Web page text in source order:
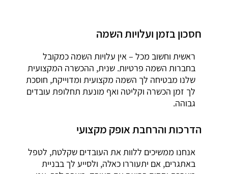
ראשית וחשוב מכל – אין עלויות השמה כמקובל
בחברות השמה פרטיות. שנית, ההכשרה המקצועית
שלנו מבטיחה לך השמה מקצועית ומדוייקת, חוסכת
לך זמן הכשרה וקליטה ואף מונעת תחלופת עובדים
גבוהה.
חסכון בזמן ועלויות השמה
אנחנו ממשיכים ללוות את העובדים שקלטת, לטפל
באתגרים, אם יתעוררו כאלה, ולסייע לך בבניית
הדרכות והרחבת אופק מקצועי